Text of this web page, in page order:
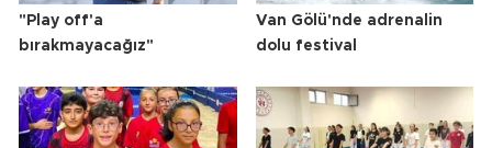
"Play off'a
bırakmayacağız"
Van Gölü'nde adrenalin
dolu festival